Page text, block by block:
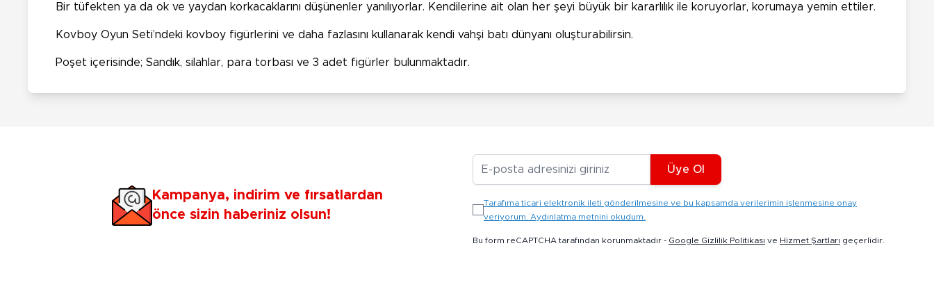
Bir tüfekten ya da ok ve yaydan korkacaklarını düşünenler yanılıyorlar. Kendilerine ait olan her şeyi büyük bir kararlılık ile koruyorlar, korumaya yemin ettiler.
Kovboy Oyun Seti’ndeki kovboy figürlerini ve daha fazlasını kullanarak kendi vahşi batı dünyanı oluşturabilirsin.
Poşet içerisinde; Sandık, silahlar, para torbası ve 3 adet figürler bulunmaktadır.
Kampanya, indirim ve fırsatlardan
önce sizin haberiniz olsun!
Üye Ol
Tarafıma ticari elektronik ileti gönderilmesine ve bu kapsamda verilerimin işlenmesine onay
veriyorum. Aydınlatma metnini okudum.
Bu form reCAPTCHA tarafından korunmaktadır - Google Gizlilik Politikası ve Hizmet Şartları geçerlidir.